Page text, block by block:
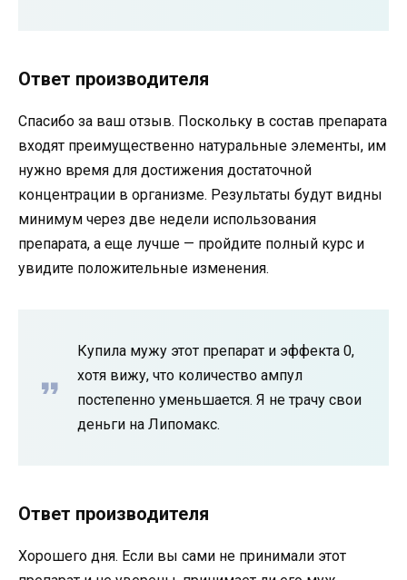
Ответ производителя
Спасибо за ваш отзыв. Поскольку в состав препарата
входят преимущественно натуральные элементы, им
нужно время для достижения достаточной
концентрации в организме. Результаты будут видны
минимум через две недели использования
препарата, а еще лучше — пройдите полный курс и
увидите положительные изменения.
Купила мужу этот препарат и эффекта 0,
хотя вижу, что количество ампул
постепенно уменьшается. Я не трачу свои
деньги на Липомакс.
Ответ производителя
Хорошего дня. Если вы сами не принимали этот